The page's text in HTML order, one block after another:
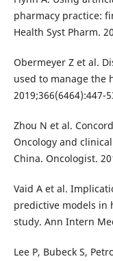
pharmacy practice:
Health Syst Pharm.
Obermeyer Z et al.
used to manage the
2019;366(6464):447-
Zhou N et al.
Oncology and
China. Oncologist.
Vaid A et al.
predictive models in
study. Ann Intern
Lee P, Bubeck S,